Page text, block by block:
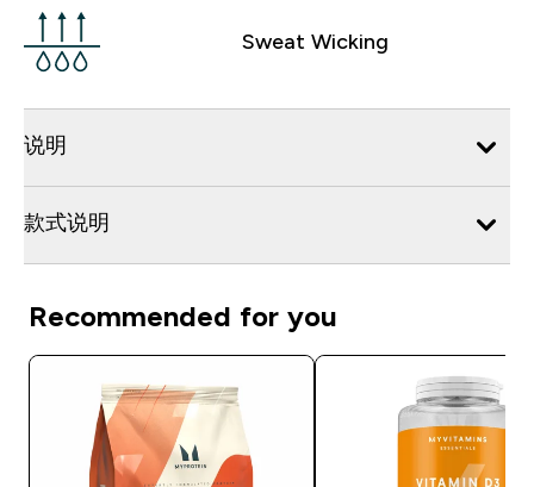
Sweat Wicking
说明
款式说明
Recommended for you